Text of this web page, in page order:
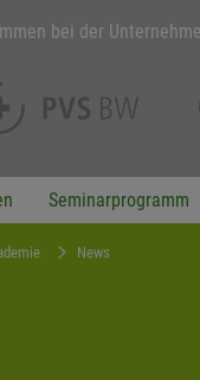
bei der
Seminarprogramm
News